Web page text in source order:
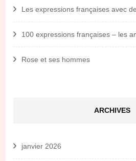
Les expressions françaises avec
100 expressions françaises – les
Rose et ses hommes
ARCHIVES
janvier 2026